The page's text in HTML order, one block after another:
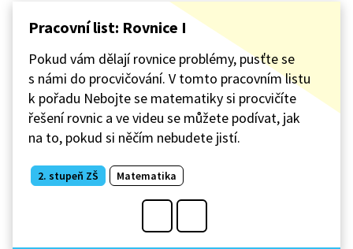
Pracovní list: Rovnice I
Pokud vám dělají rovnice problémy, pusťte se
s námi do procvičování. V tomto pracovním listu
k pořadu Nebojte se matematiky si procvičíte
řešení rovnic a ve videu se můžete podívat, jak
na to, pokud si něčím nebudete jistí.
2. stupeň ZŠ Matematika